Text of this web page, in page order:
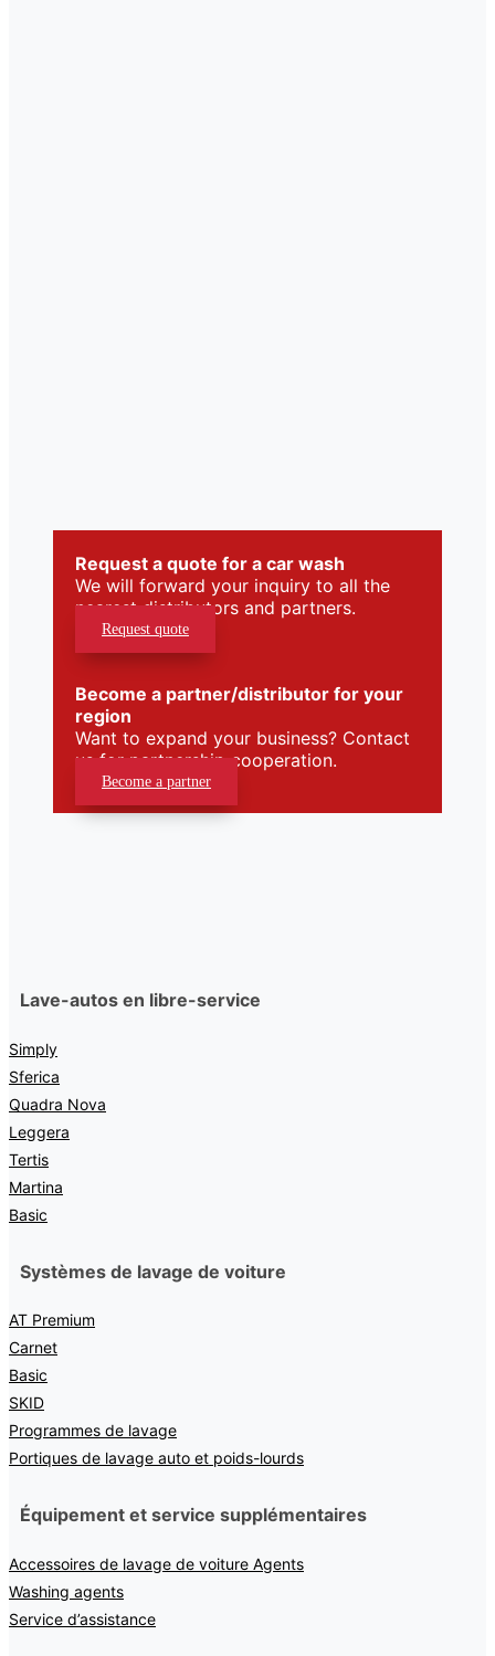
Request a quote for a car wash
We will forward your inquiry to all the
nearest distributors and partners.
Request quote
Become a partner/distributor for your
region
Want to expand your business? Contact
us for partnership cooperation.
Become a partner
Lave-autos en libre-service
Simply
Sferica
Quadra Nova
Leggera
Tertis
Martina
Basic
Systèmes de lavage de voiture
AT Premium
Carnet
Basic
SKID
Programmes de lavage
Portiques de lavage auto et poids-lourds
Équipement et service supplémentaires
Accessoires de lavage de voiture Agents
Washing agents
Service d’assistance